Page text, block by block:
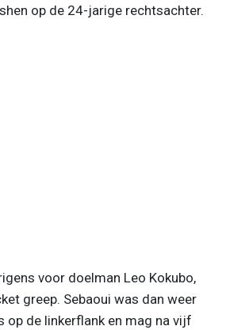
op de 24-jarige rechtsachter.
voor doelman Leo Kokubo,
greep. Sebaoui was dan weer
op de linkerflank en mag na vijf